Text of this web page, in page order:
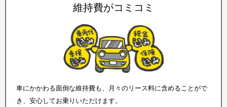
維持費がコミコミ
車にかかわる面倒な維持費も、月々のリース料に含めることがで
き、安心してお乗りいただけます。